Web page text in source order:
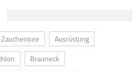
Ausrüstung
Brauneck